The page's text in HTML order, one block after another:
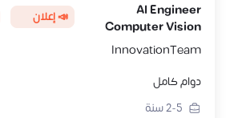
AI Engineer
Computer Vision
📣 إعلان
InnovationTeam
دوام كامل
2-5سنة